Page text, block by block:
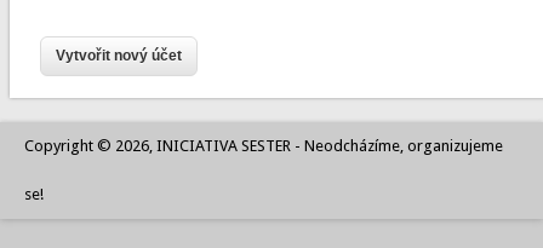
Copyright © 2026, INICIATIVA SESTER - Neodcházíme, organizujeme
se!